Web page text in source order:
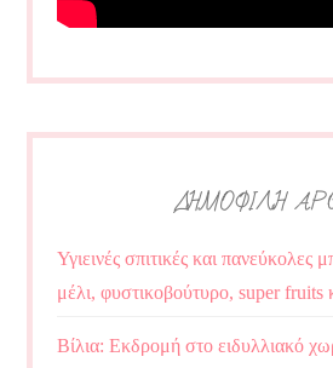
ΔΗΜΟΦΙΛΗ
Υγιεινές σπιτικές και πανεύκολες
μέλι, φυστικοβούτυρο, super fruits
Βίλια: Εκδρομή στο ειδυλλιακό